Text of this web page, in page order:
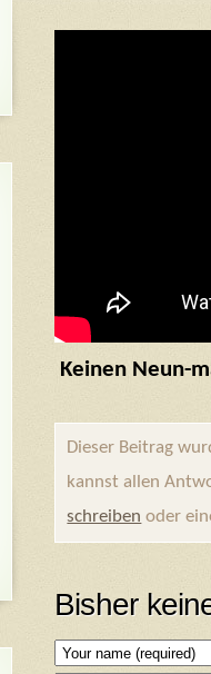
Keinen Neun-
Dieser Beitrag
kannst allen
schreiben oder
Bisher